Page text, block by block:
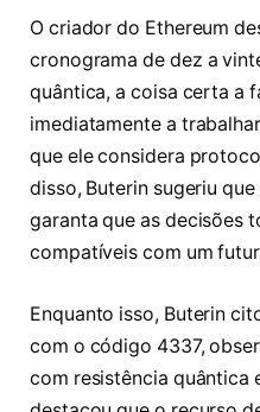
O criador do Ethereum
cronograma de dez a
quântica, a coisa certa a
imediatamente a
que ele considera
disso, Buterin sugeriu
garanta que as decisões
compatíveis com um
Enquanto isso, Buterin
com o código 4337,
com resistência quântica